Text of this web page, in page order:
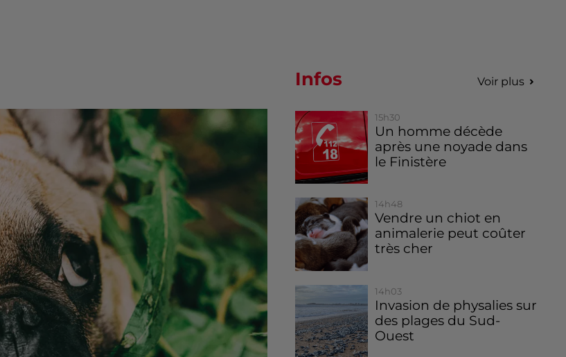
Infos Voir plus
15h30
Un homme décède
après une noyade dans
le Finistère
14h48
Vendre un chiot en
animalerie peut coûter
très cher
14h03
Invasion de physalies sur
des plages du Sud-
Ouest